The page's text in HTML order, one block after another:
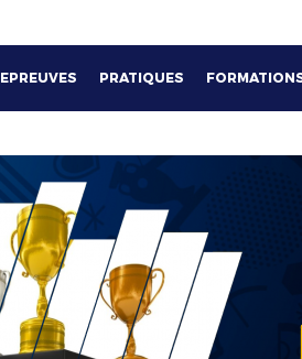
EPREUVES PRATIQUES